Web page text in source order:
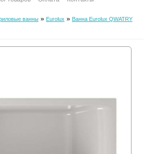
ванны» Eurolux» Ванна Eurolux QWATRY